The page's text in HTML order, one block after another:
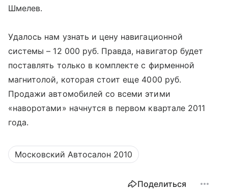
Шмелев.
Удалось нам узнать и цену навигационной
системы – 12 000 руб. Правда, навигатор будет
поставлять только в комплекте с фирменной
магнитолой, которая стоит еще 4000 руб.
Продажи автомобилей со всеми этими
«наворотами» начнутся в первом квартале 2011
года.
Московский Автосалон 2010
Поделиться